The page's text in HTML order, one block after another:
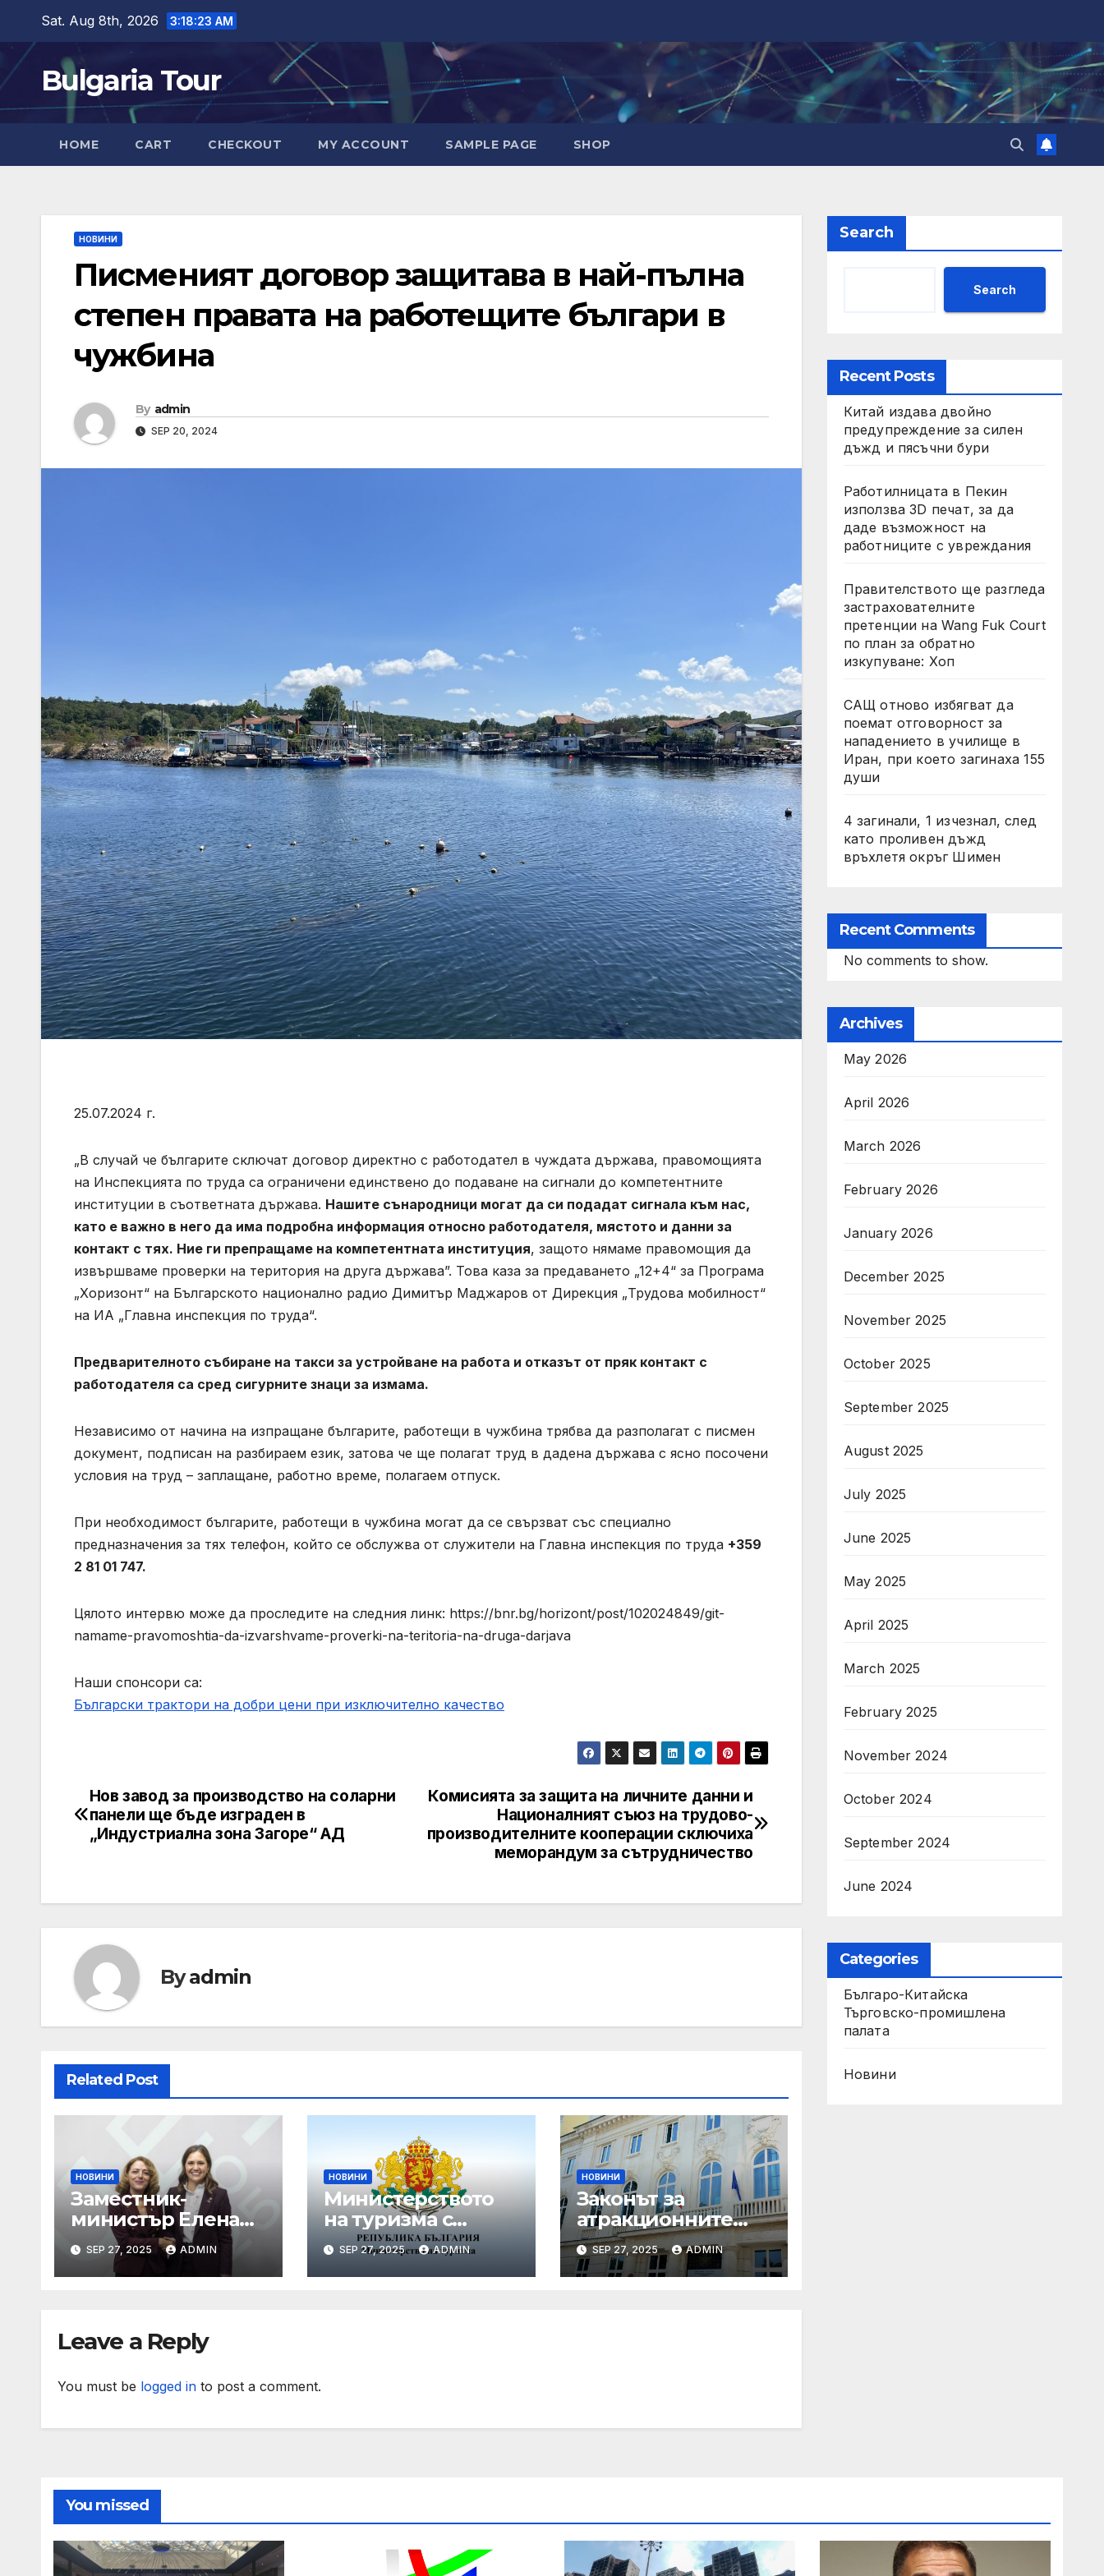
content
Sat. Aug 8th, 2026 3:18:24 AM
Bulgaria Tour
HOME CART CHECKOUT MY ACCOUNT SAMPLE PAGE SHOP
НОВИНИ
Писменият договор защитава в най-пълна
степен правата на работещите българи в
чужбина
By admin
SEP 20, 2024
25.07.2024 г.
„В случай че българите сключат договор директно с работодател в чуждата държава, правомощията
на Инспекцията по труда са ограничени единствено до подаване на сигнали до компетентните
институции в съответната държава. Нашите сънародници могат да си подадат сигнала към нас,
като е важно в него да има подробна информация относно работодателя, мястото и данни за
контакт с тях. Ние ги препращаме на компетентната институция, защото нямаме правомощия да
извършваме проверки на територия на друга държава”. Това каза за предаването „12+4“ за Програма
„Хоризонт“ на Българското национално радио Димитър Маджаров от Дирекция „Трудова мобилност“
на ИА „Главна инспекция по труда“.
Предварителното събиране на такси за устройване на работа и отказът от пряк контакт с
работодателя са сред сигурните знаци за измама.
Независимо от начина на изпращане българите, работещи в чужбина трябва да разполагат с писмен
документ, подписан на разбираем език, затова че ще полагат труд в дадена държава с ясно посочени
условия на труд – заплащане, работно време, полагаем отпуск.
При необходимост българите, работещи в чужбина могат да се свързват със специално
предназначения за тях телефон, който се обслужва от служители на Главна инспекция по труда +359
2 81 01 747.
Цялото интервю може да проследите на следния линк: https://bnr.bg/horizont/post/102024849/git-
namame-pravomoshtia-da-izvarshvame-proverki-na-teritoria-na-druga-darjava
Наши спонсори са:
Български трактори на добри цени при изключително качество
Post
navigation
Комисията за защита на личните данни и
Националният съюз на трудово-
производителните кооперации сключиха
меморандум за сътрудничество
Нов завод за производство на соларни
панели ще бъде изграден в
„Индустриална зона Загоре“ АД
Byadmin
Related Post
НОВИНИ
Заместник-
министър Елена
Шекерлетова
представи
българската
заседание на
въпроси“ в
SEP 27, 2025 ADMIN
НОВИНИ
Министерството
на туризма с
поредни мащабни
координирани
проверки през
SEP 27, 2025 ADMIN
НОВИНИ
Законът за
атракционните
услуги е
публикуван за
обществено
SEP 27, 2025 ADMIN
Leave a Reply
You must be logged in to post a comment.
Search
Search
Recent Posts
Китай издава двойно
предупреждение за силен
дъжд и пясъчни бури
Работилницата в Пекин
използва 3D печат, за да
даде възможност на
работниците с увреждания
Правителството ще разгледа
застрахователните
претенции на Wang Fuk Court
по план за обратно
изкупуване: Хоп
САЩ отново избягват да
поемат отговорност за
нападението в училище в
Иран, при което загинаха 155
души
4 загинали, 1 изчезнал, след
като проливен дъжд
връхлетя окръг Шимен
Recent Comments
No comments to show.
Archives
May 2026
April 2026
March 2026
February 2026
January 2026
December 2025
November 2025
October 2025
September 2025
August 2025
July 2025
June 2025
May 2025
April 2025
March 2025
February 2025
November 2024
October 2024
September 2024
June 2024
Categories
Българо-Китайска
Търговско-промишлена
палaта
Новини
You missed